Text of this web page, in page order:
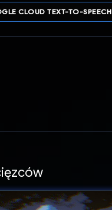
CLOUD TEXT-TO-SPEECH